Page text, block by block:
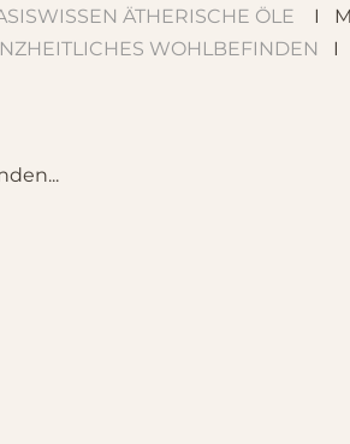
ÄTHERISCHE ÖLE I
WOHLBEFINDEN I